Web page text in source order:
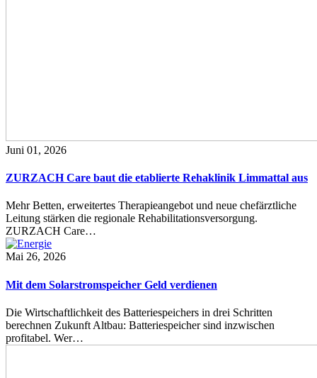
Juni 01, 2026
ZURZACH Care baut die etablierte Rehaklinik Limmattal aus
Mehr Betten, erweitertes Therapieangebot und neue chefärztliche
Leitung stärken die regionale Rehabilitationsversorgung.
ZURZACH Care…
Mai 26, 2026
Mit dem Solarstromspeicher Geld verdienen
Die Wirtschaftlichkeit des Batteriespeichers in drei Schritten
berechnen Zukunft Altbau: Batteriespeicher sind inzwischen
profitabel. Wer…